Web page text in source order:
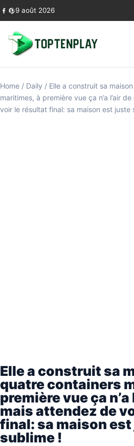
Skip to content
9 août 2026
Home / Daily / Elle a construit sa
maritimes, à première vue ça n’a l’air
voir le résultat final: sa maison est juste
Elle a construit sa
quatre containers
première vue ça n’a
mais attendez de
final: sa maison
sublime !